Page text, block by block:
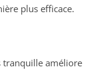
plus efficace.
tranquille améliore